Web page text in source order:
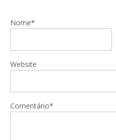
Nome*
Website
Comentário*